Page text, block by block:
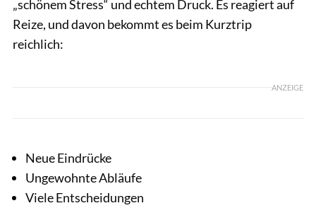
„schönem Stress“ und echtem Druck. Es reagiert auf
Reize, und davon bekommt es beim Kurztrip
reichlich:
ANZEIGE
Neue Eindrücke
Ungewohnte Abläufe
Viele Entscheidungen